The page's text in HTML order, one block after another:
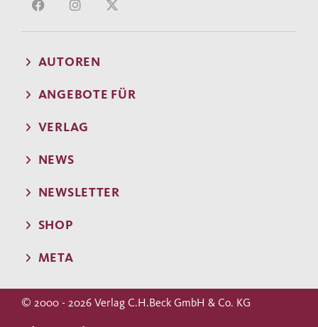
AUTOREN
ANGEBOTE FÜR
VERLAG
NEWS
NEWSLETTER
SHOP
META
© 2000 - 2026 Verlag C.H.Beck GmbH & Co. KG